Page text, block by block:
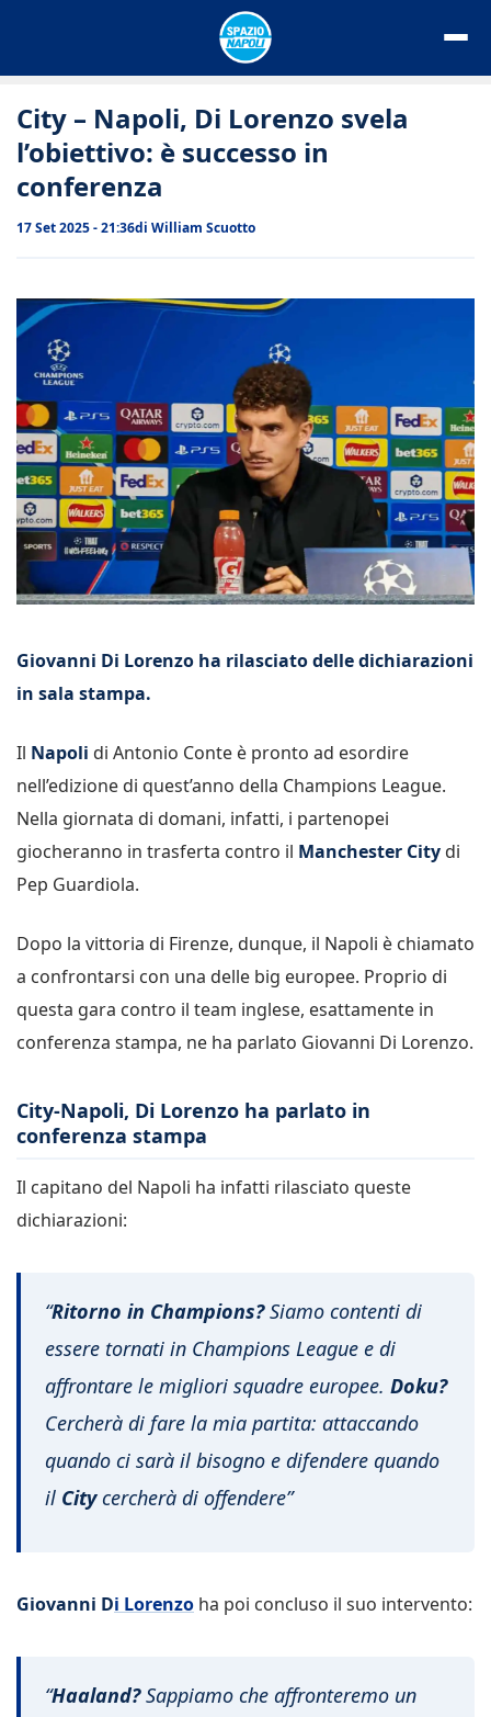
City – Napoli, Di Lorenzo svela
l’obiettivo: è successo in
conferenza
17 Set 2025 - 21:36di William Scuotto
Giovanni Di Lorenzo ha rilasciato delle dichiarazioni
in sala stampa.
Il Napoli di Antonio Conte è pronto ad esordire
nell’edizione di quest’anno della Champions League.
Nella giornata di domani, infatti, i partenopei
giocheranno in trasferta contro il Manchester City di
Pep Guardiola.
Dopo la vittoria di Firenze, dunque, il Napoli è chiamato
a confrontarsi con una delle big europee. Proprio di
questa gara contro il team inglese, esattamente in
conferenza stampa, ne ha parlato Giovanni Di Lorenzo.
City-Napoli, Di Lorenzo ha parlato in
conferenza stampa
Il capitano del Napoli ha infatti rilasciato queste
dichiarazioni:
“Ritorno in Champions?Siamo contenti di
essere tornati in Champions League e di
affrontare le migliori squadre europee. Doku?
Cercherà di fare la mia partita: attaccando
quando ci sarà il bisogno e difendere quando
il Citycercherà di offendere”
Giovanni Di Lorenzo ha poi concluso il suo intervento:
“Haaland?Sappiamo che affronteremo un